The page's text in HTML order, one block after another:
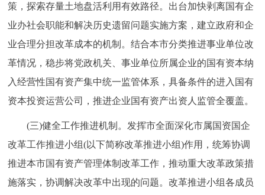
策，探索存量土地盘活利用有效路径。出台加快剥离国有企
业办社会职能和解决历史遗留问题实施方案，建立政府和企
业合理分担改革成本的机制。结合本市分类推进事业单位改
革情况，稳步将党政机关、事业单位所属企业的国有资本纳
入经营性国有资产集中统一监管体系，具备条件的进入国有
资本投资运营公司，推进企业国有资产出资人监管全覆盖。
(三)健全工作推进机制。发挥市全面深化市属国资国企
改革工作推进小组(以下简称改革推进小组)作用，统筹协调
推进本市国有资产管理体制改革工作，推动重大改革政策措
施落实，协调解决改革中出现的问题。改革推进小组各成员